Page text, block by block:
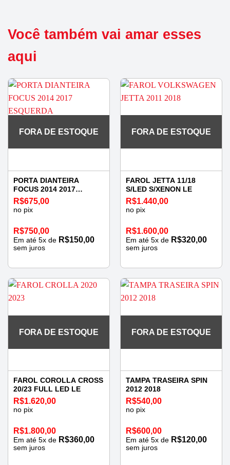
Você também vai amar esses
aqui
FORA DE ESTOQUE
PORTA DIANTEIRA
FOCUS 2014 2017
ESQUERDA
R$675,00
no pix
R$750,00
Em até 5x de R$150,00
sem juros
FORA DE ESTOQUE
FAROL JETTA 11/18
S/LED S/XENON LE
R$1.440,00
no pix
R$1.600,00
Em até 5x de R$320,00
sem juros
FORA DE ESTOQUE
FAROL COROLLA CROSS
20/23 FULL LED LE
R$1.620,00
no pix
R$1.800,00
Em até 5x de R$360,00
sem juros
FORA DE ESTOQUE
TAMPA TRASEIRA SPIN
2012 2018
R$540,00
no pix
R$600,00
Em até 5x de R$120,00
sem juros